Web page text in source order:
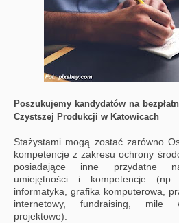
Poszukujemy kandydatów na
Czystszej Produkcji w Katowicach
Stażystami mogą zostać zarówno
kompetencje z zakresu ochrony
posiadające inne przydatne
umiejętności i kompetencje
informatyka, grafika komputerowa,
internetowy, fundraising, mile
projektowe).